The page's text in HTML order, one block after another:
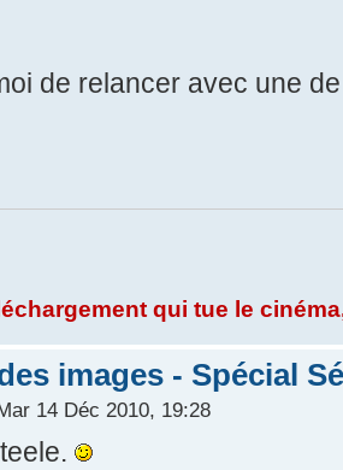
de relancer avec une
qui tue le
images - Spécial
14 Déc 2010, 19:28